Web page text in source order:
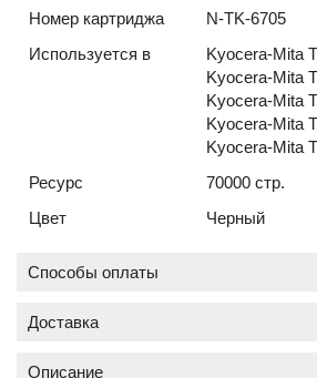
Номер картриджа
N-TK-6705
Используется в
Kyocera-Mita
Kyocera-Mita
Kyocera-Mita
Kyocera-Mita
Kyocera-Mita
Ресурс
70000 стр.
Цвет
Черный
Способы оплаты
Оплата по безналичному расчёту
Доставка
Описание